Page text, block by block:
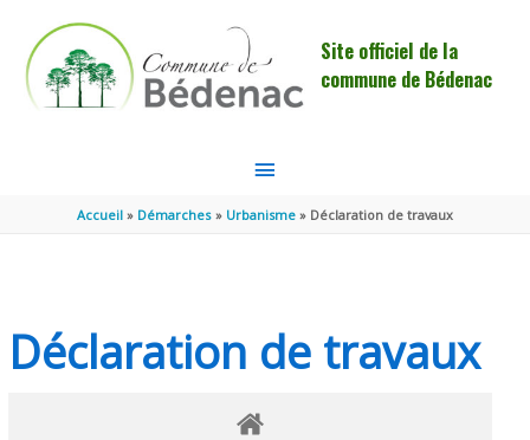
Site officiel de la
commune de Bédenac
MENU
PRINCIPAL
Accueil Démarches Urbanisme Déclaration de travaux
Déclaration de travaux